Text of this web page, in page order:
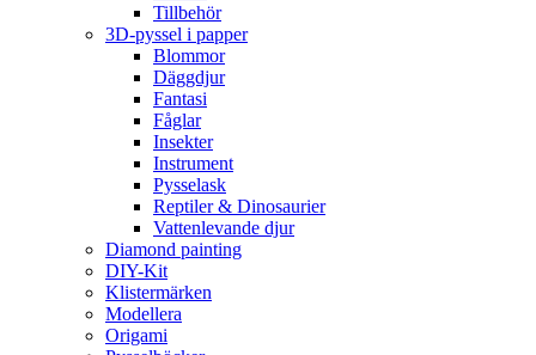
Tillbehör
3D-pyssel i papper
Blommor
Däggdjur
Fantasi
Fåglar
Insekter
Instrument
Pysselask
Reptiler & Dinosaurier
Vattenlevande djur
Diamond painting
DIY-Kit
Klistermärken
Modellera
Origami